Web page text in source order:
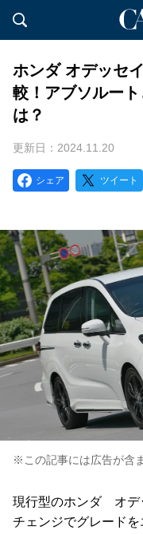
ホンダ オデッセ
較！アブソルー
は？
更新日：2024.11.20
シェア ツイート
※この記事には広告が含
現行型のホンダ オデ
チェンジでグレード